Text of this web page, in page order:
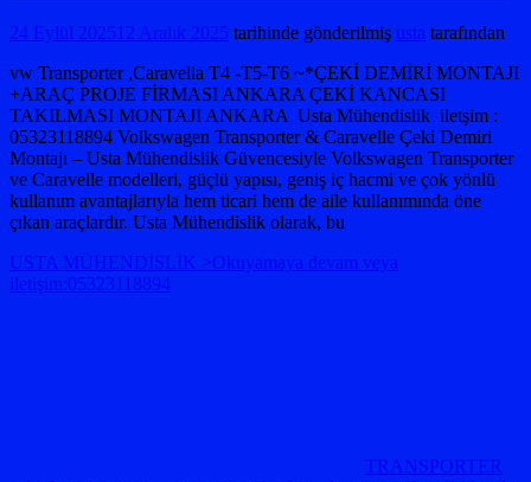
24 Eylül 2025 12 Aralık 2025 tarihinde gönderilmiş usta tarafından
vw Transporter ,Caravella T4 -T5-T6 ~*ÇEKİ DEMİRİ MONTAJI
+ARAÇ PROJE FİRMASI ANKARA ÇEKİ KANCASI
TAKILMASI MONTAJI ANKARA Usta Mühendislik iletşim :
05323118894 Volkswagen Transporter & Caravelle Çeki Demiri
Montajı – Usta Mühendislik Güvencesiyle Volkswagen Transporter
ve Caravelle modelleri, güçlü yapısı, geniş iç hacmi ve çok yönlü
kullanım avantajlarıyla hem ticari hem de aile kullanımında öne
çıkan araçlardır. Usta Mühendislik olarak, bu
USTA MÜHENDİSLİK >Okuyamaya devam veya
iletişim:05323118894
TRANSPORTER